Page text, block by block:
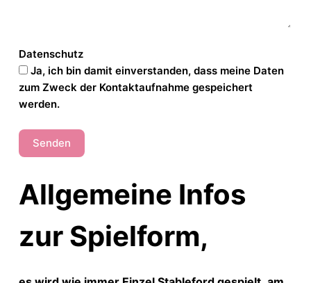
Datenschutz
Ja, ich bin damit einverstanden, dass meine Daten
zum Zweck der Kontaktaufnahme gespeichert
werden.
Allgemeine Infos
zur Spielform,